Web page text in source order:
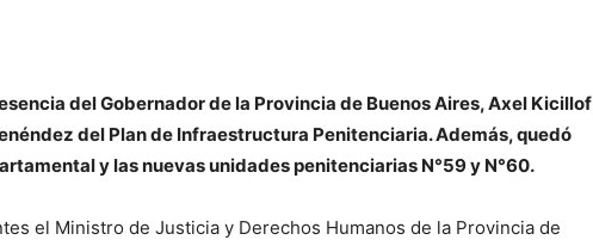
del Gobernador de la Provincia de Buenos Aires, Axel Kicillof
del Plan de Infraestructura Penitenciaria. Además, quedó
y las nuevas unidades penitenciarias N°59 y N°60.
el Ministro de Justicia y Derechos Humanos de la Provincia de